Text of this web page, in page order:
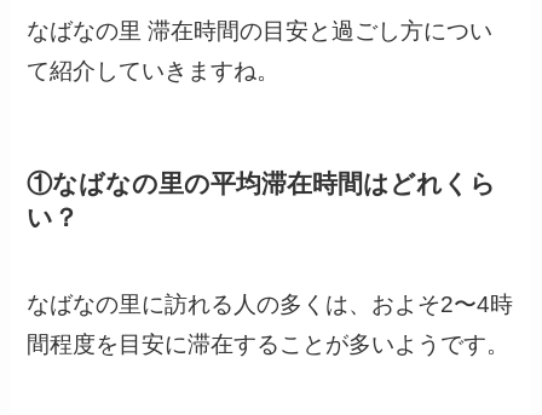
なばなの里 滞在時間の目安と過ごし方につい
て紹介していきますね。
①なばなの里の平均滞在時間はどれくら
い？
なばなの里に訪れる人の多くは、およそ2〜4時
間程度を目安に滞在することが多いようです。